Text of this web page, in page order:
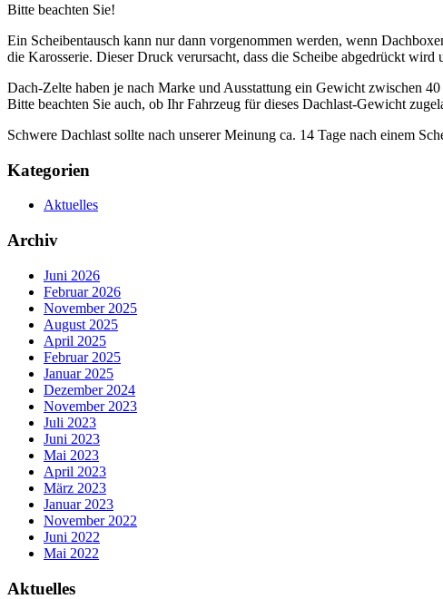
Bitte beachten Sie!
Ein Scheibentausch kann nur dann vorgenommen werden, wenn
die Karosserie. Dieser Druck verursacht, dass die Scheibe abgedrückt wird
Dach-Zelte haben je nach Marke und Ausstattung ein Gewicht zwischen
Bitte beachten Sie auch, ob Ihr Fahrzeug für dieses Dachlast-Gewicht
Schwere Dachlast sollte nach unserer Meinung ca. 14 Tage nach einem
Kategorien
Aktuelles
Archiv
Juni 2026
Februar 2026
November 2025
August 2025
April 2025
Februar 2025
Januar 2025
Dezember 2024
November 2023
Juli 2023
Juni 2023
Mai 2023
April 2023
März 2023
Januar 2023
November 2022
Juni 2022
Mai 2022
Aktuelles